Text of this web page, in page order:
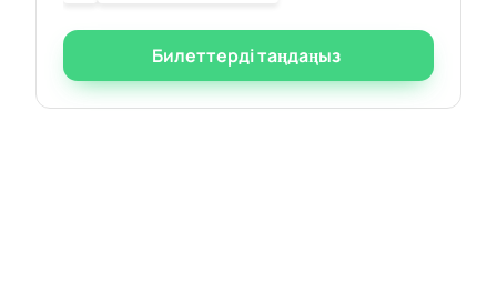
Билеттерді таңдаңыз